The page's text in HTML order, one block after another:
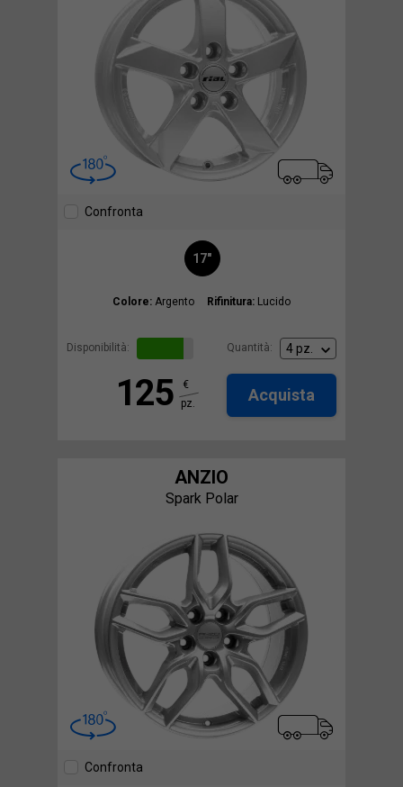
Confronta
17"
Colore: Argento Rifinitura: Lucido
Disponibilità: Quantità:
125
€
pz.
Acquista
ANZIO
Spark Polar
Confronta